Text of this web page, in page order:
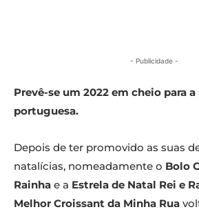
- Publicidade -
Prevê-se um 2022 em cheio para
portuguesa.
Depois de ter promovido as suas
natalícias, nomeadamente o Bolo
Rainha e a Estrela de Natal Rei e
Melhor Croissant da Minha Rua